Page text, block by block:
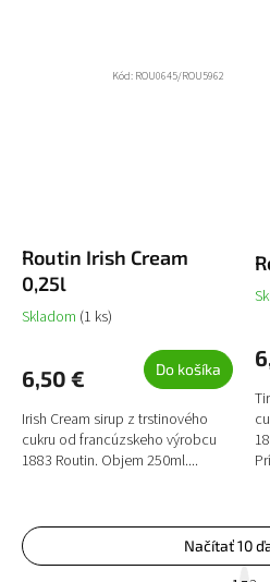
Routin Irish Cream
0,25l
Skladom (1 ks)
6,50 € Do košíka
Irish Cream sirup z trstinového
cukru od francúzskeho výrobcu
1883 Routin. Objem 250ml....
Kód: ROU0645/ROU5962
Načítať 10